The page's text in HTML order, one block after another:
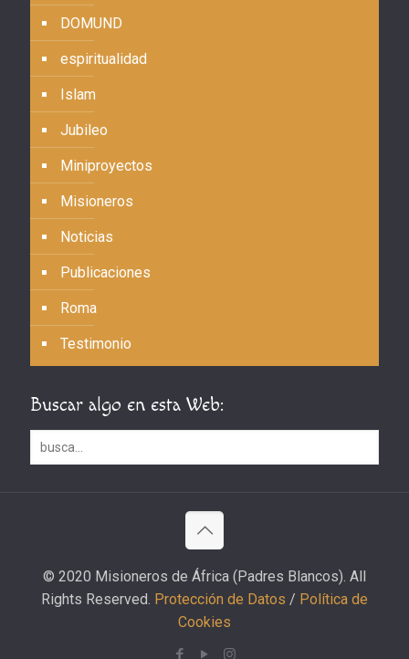
DOMUND
espiritualidad
Islam
Jubileo
Miniproyectos
Misioneros
Noticias
Publicaciones
Roma
Testimonio
Buscar algo en esta Web:
© 2020 Misioneros de África (Padres Blancos). All
Rights Reserved. Protección de Datos / Política de
Cookies